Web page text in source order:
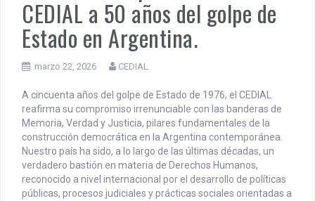
MUÑIZ. PORQUE LA HISTORIA TE JUZGARÁ
PENSAR UNA SEÑAL | Se echan los dados éticos de la
sustentibilidad. | 6 DE AGOSTO: SOBERANIA TERRITORIAL,
ECONOMICA Y POLITICA
CEDIAL a 50 años del golpe de
Estado en Argentina.
marzo 22, 2026 CEDIAL
A cincuenta años del golpe de Estado de 1976, el CEDIAL
reafirma su compromiso irrenunciable con las banderas de
Memoria, Verdad y Justicia, pilares fundamentales de la
construcción democrática en la Argentina contemporánea.
Nuestro país ha sido, a lo largo de las últimas décadas, un
verdadero bastión en materia de Derechos Humanos,
reconocido a nivel internacional por el desarrollo de políticas
públicas, procesos judiciales y prácticas sociales orientadas a